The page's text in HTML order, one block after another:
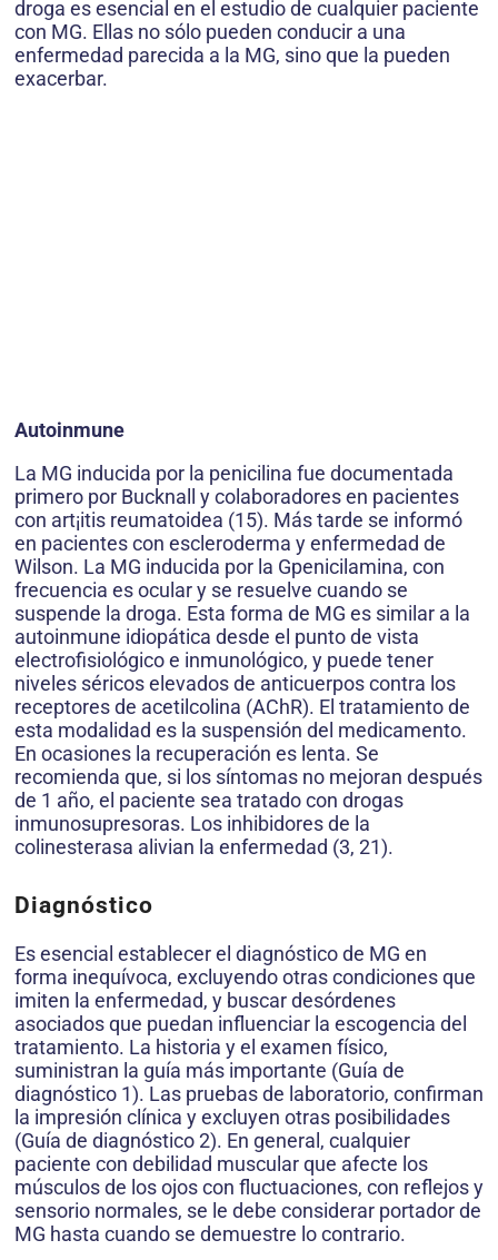
droga es esencial en el estudio de cualquier paciente
con MG. Ellas no sólo pueden conducir a una
enfermedad parecida a la MG, sino que la pueden
exacerbar.
Autoinmune
La MG inducida por la penicilina fue documentada
primero por Bucknall y colaboradores en pacientes
con art¡itis reumatoidea (15). Más tarde se informó
en pacientes con escleroderma y enfermedad de
Wilson. La MG inducida por la Gpenicilamina, con
frecuencia es ocular y se resuelve cuando se
suspende la droga. Esta forma de MG es similar a la
autoinmune idiopática desde el punto de vista
electrofisiológico e inmunológico, y puede tener
niveles séricos elevados de anticuerpos contra los
receptores de acetilcolina (AChR). El tratamiento de
esta modalidad es la suspensión del medicamento.
En ocasiones la recuperación es lenta. Se
recomienda que, si los síntomas no mejoran después
de 1 año, el paciente sea tratado con drogas
inmunosupresoras. Los inhibidores de la
colinesterasa alivian la enfermedad (3, 21).
Diagnóstico
Es esencial establecer el diagnóstico de MG en
forma inequívoca, excluyendo otras condiciones que
imiten la enfermedad, y buscar desórdenes
asociados que puedan influenciar la escogencia del
tratamiento. La historia y el examen físico,
suministran la guía más importante (Guía de
diagnóstico 1). Las pruebas de laboratorio, confirman
la impresión clínica y excluyen otras posibilidades
(Guía de diagnóstico 2). En general, cualquier
paciente con debilidad muscular que afecte los
músculos de los ojos con fluctuaciones, con reflejos y
sensorio normales, se le debe considerar portador de
MG hasta cuando se demuestre lo contrario.